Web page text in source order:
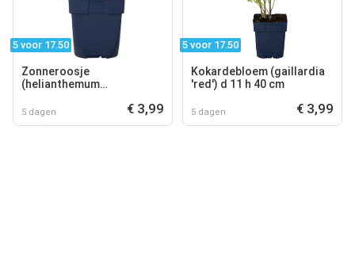
5 voor 17.50
Zonneroosje
(helianthemum
cm
5 dagen € 3,99
5 voor 17.50
Kokardebloem (gaillardia
'red') d 11 h 40 cm
5 dagen € 3,99